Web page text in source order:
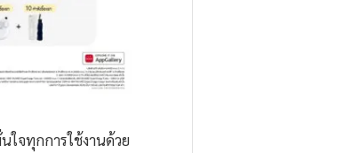
ใจทุกการใช้งานด้วย